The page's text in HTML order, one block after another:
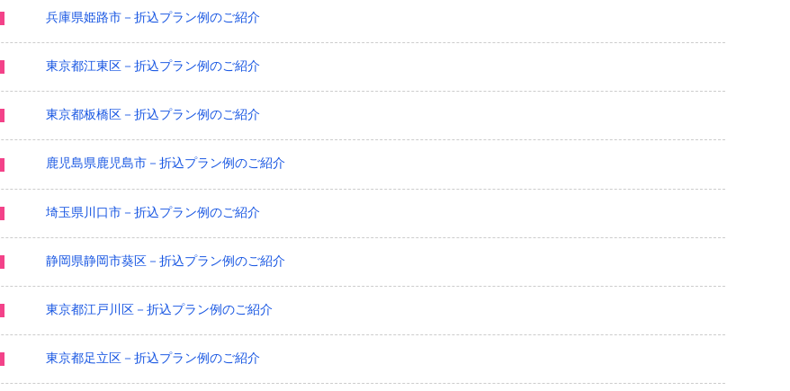
兵庫県姫路市－折込プラン例のご紹介
東京都江東区－折込プラン例のご紹介
東京都板橋区－折込プラン例のご紹介
鹿児島県鹿児島市－折込プラン例のご紹介
埼玉県川口市－折込プラン例のご紹介
静岡県静岡市葵区－折込プラン例のご紹介
東京都江戸川区－折込プラン例のご紹介
東京都足立区－折込プラン例のご紹介